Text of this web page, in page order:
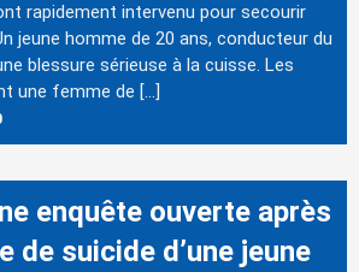
rapidement intervenu pour secourir
jeune homme de 20 ans, conducteur du
blessure sérieuse à la cuisse. Les
une femme de […]
enquête ouverte après
de suicide d’une jeune